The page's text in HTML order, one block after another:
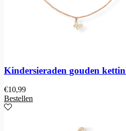
Kindersieraden gouden
€10,99
Bestellen